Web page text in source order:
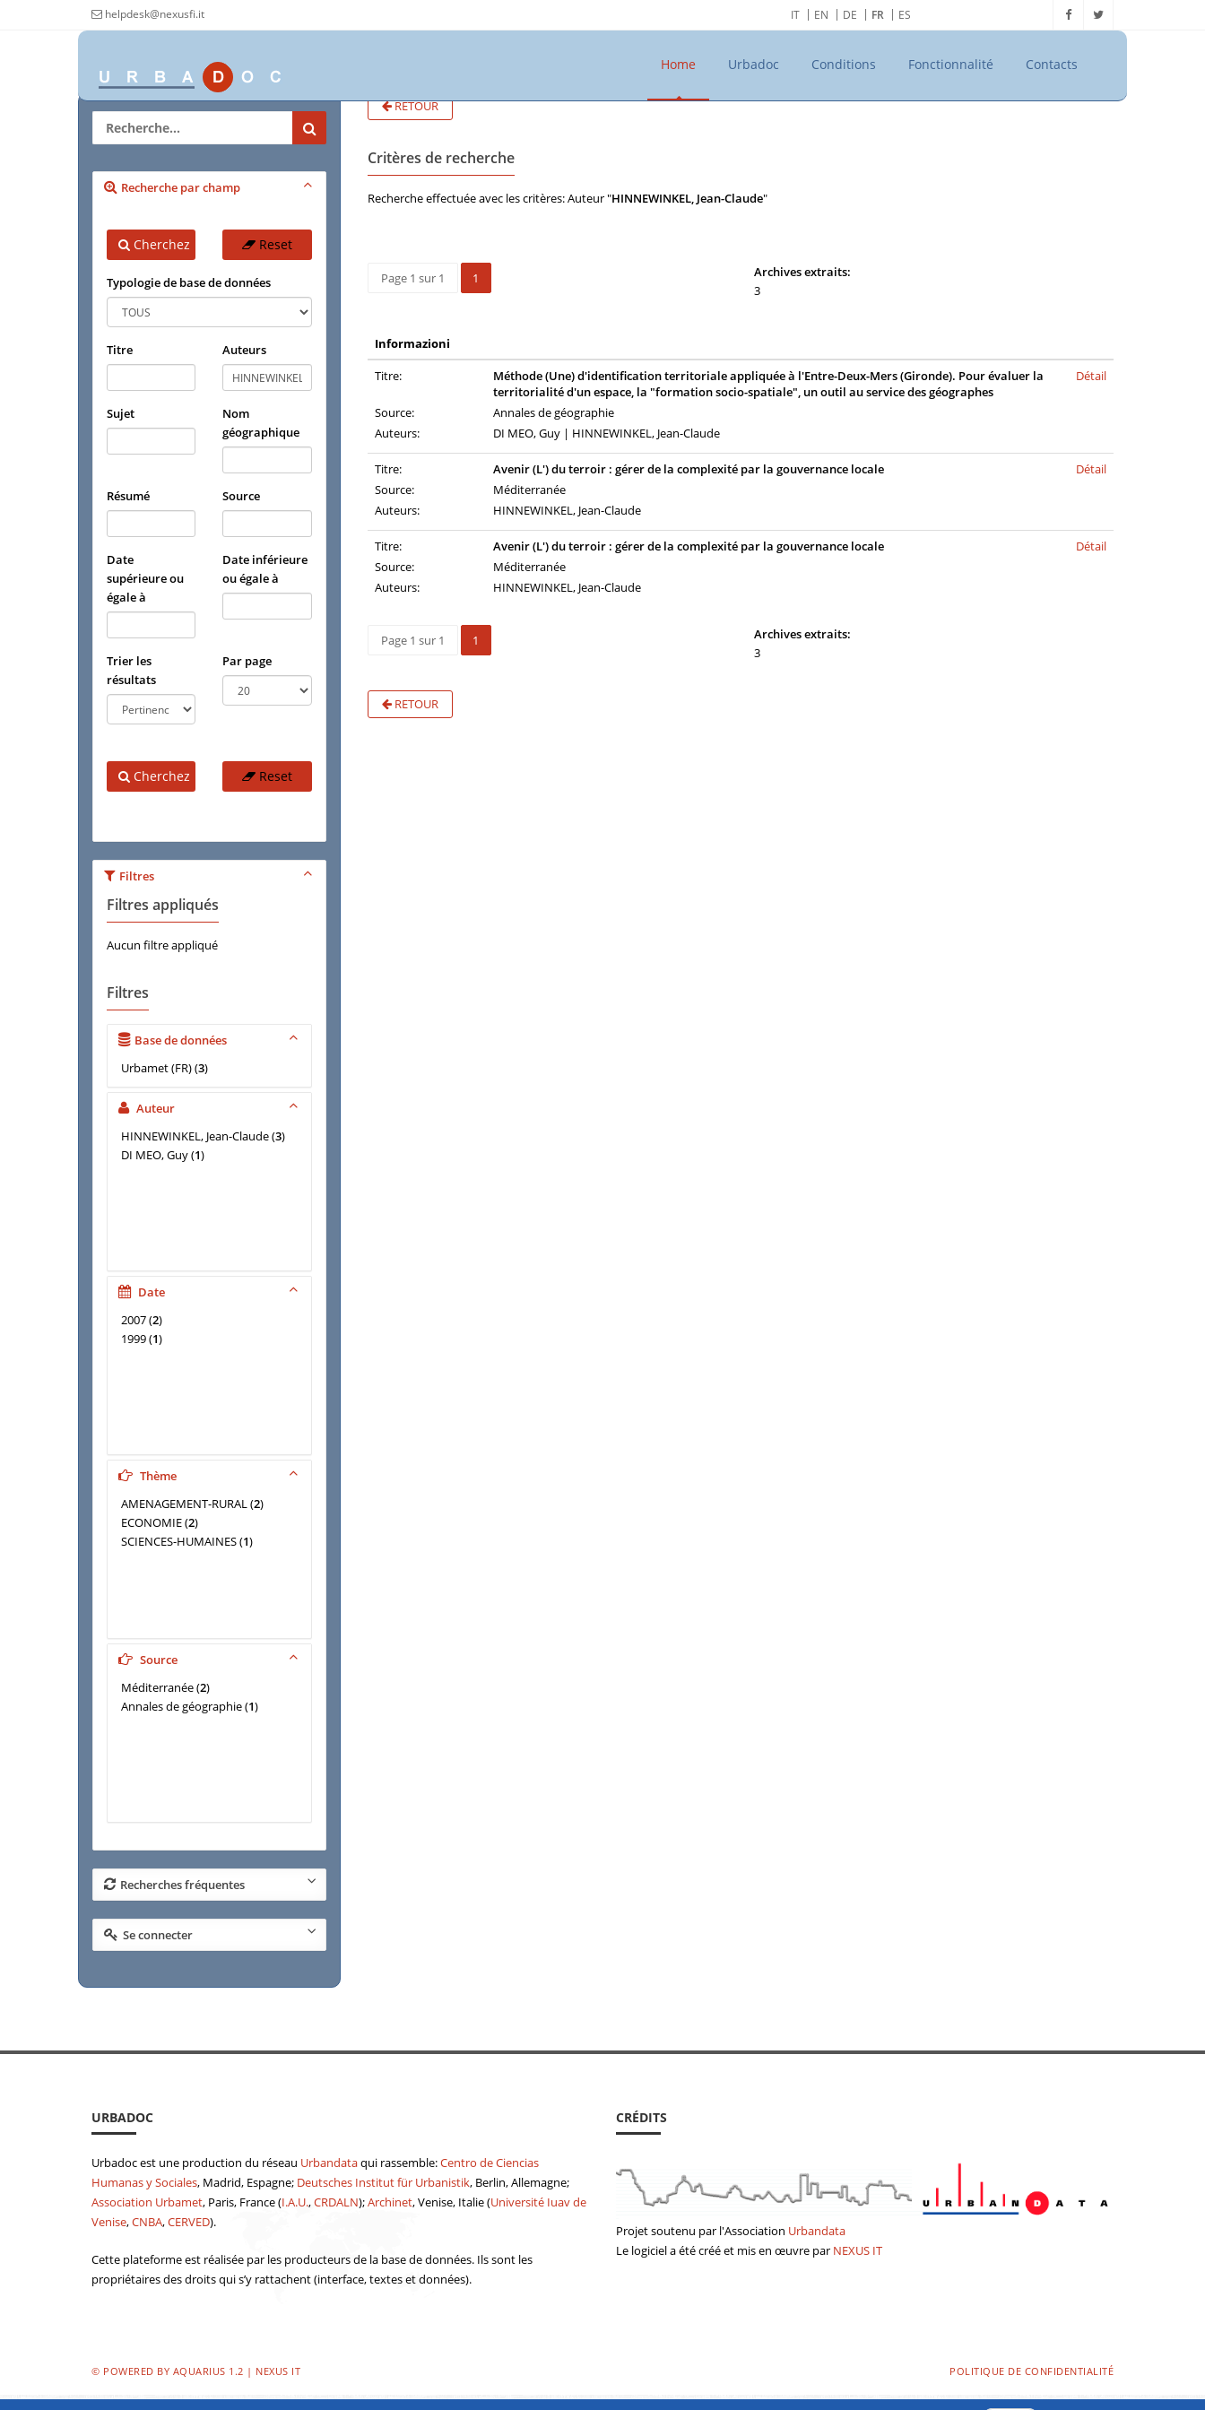
helpdesk@nexusfi.it IT EN DE FR ES
Home Urbadoc Conditions Fonctionnalité Contacts
Recherche par champ
Cherchez Reset
Typologie de base de données
Titre Auteurs
Sujet
Nom
géographique
Résumé Source
Date
supérieure ou
égale à
Date inférieure
ou égale à
Trier les
résultats
Par page
Cherchez Reset
Filtres
Filtres appliqués
Aucun filtre appliqué
Filtres
Base de données
Urbamet (FR)(3)
Auteur
HINNEWINKEL, Jean-Claude(3)
DI MEO, Guy(1)
Date
2007(2)
1999(1)
Thème
AMENAGEMENT-RURAL(2)
ECONOMIE(2)
SCIENCES-HUMAINES(1)
Source
Méditerranée(2)
Annales de géographie(1)
Recherches fréquentes
Se connecter
RETOUR
Critères de recherche
Recherche effectuée avec les critères: Auteur "HINNEWINKEL, Jean-Claude"
Page 1 sur 1 1
Archives extraits:
3
Informazioni
Titre:
Méthode (Une) d'identification territoriale appliquée à l'Entre-Deux-Mers (Gironde). Pour évaluer la
territorialité d'un espace, la "formation socio-spatiale", un outil au service des géographes
Source:
Annales de géographie
Auteurs:
DI MEO, Guy | HINNEWINKEL, Jean-Claude
Détail
Titre:
Avenir (L') du terroir : gérer de la complexité par la gouvernance locale
Source:
Méditerranée
Auteurs:
HINNEWINKEL, Jean-Claude
Détail
Titre:
Avenir (L') du terroir : gérer de la complexité par la gouvernance locale
Source:
Méditerranée
Auteurs:
HINNEWINKEL, Jean-Claude
Détail
Page 1 sur 1 1
Archives extraits:
3
RETOUR
URBADOC
Urbadoc est une production du réseau Urbandataqui rassemble:Centro de Ciencias
Humanas y Sociales, Madrid, Espagne; Deutsches Institut für Urbanistik, Berlin, Allemagne;
Association Urbamet, Paris, France (I.A.U.,CRDALN);Archinet, Venise, Italie (Université Iuav de
Venise,CNBA,CERVED).
Cette plateforme est réalisée par les producteurs de la base de données. Ils sont les
propriétaires des droits qui s’y rattachent (interface, textes et données).
CRÉDITS
Projet soutenu par l'Association Urbandata
Le logiciel a étécrééet mis en œuvre par NEXUS IT
© POWERED BY AQUARIUS 1.2 | NEXUS IT POLITIQUE DE CONFIDENTIALITÉ